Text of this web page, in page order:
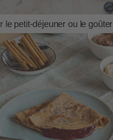
le petit-déjeuner ou le goûter